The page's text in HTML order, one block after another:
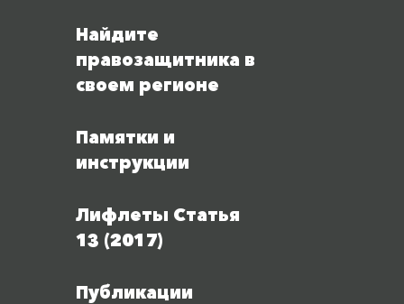
Найдите
правозащитника в
своем регионе
Памятки и
инструкции
Лифлеты Статья
13 (2017)
Публикации